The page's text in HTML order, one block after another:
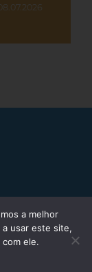
85148-SP
reservados
a melhor
usar este site,
ele.